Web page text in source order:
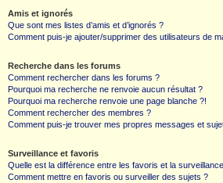
Amis et ignorés
Que sont mes listes d’amis et d’ignorés ?
Comment puis-je ajouter/supprimer des utilisateurs de
Recherche dans les forums
Comment rechercher dans les forums ?
Pourquoi ma recherche ne renvoie aucun résultat ?
Pourquoi ma recherche renvoie une page blanche ?!
Comment rechercher des membres ?
Comment puis-je trouver mes propres messages et
Surveillance et favoris
Quelle est la différence entre les favoris et la
Comment mettre en favoris ou surveiller des sujets ?